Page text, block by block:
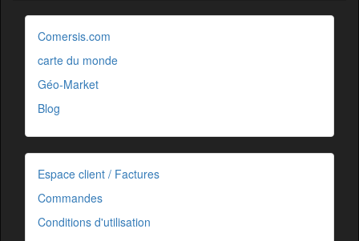
Comersis.com
carte du monde
Géo-Market
Blog
Espace client / Factures
Commandes
Conditions d'utilisation